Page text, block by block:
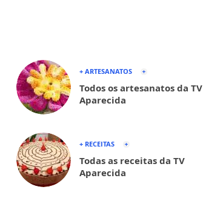
+ ARTESANATOS
Todos os artesanatos da TV
Aparecida
+ RECEITAS
Todas as receitas da TV
Aparecida